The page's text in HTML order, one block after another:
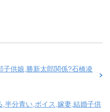
子供娘,勝新太郎関係?石橋凌
半分青い,ボイス,嫁妻,結婚子供